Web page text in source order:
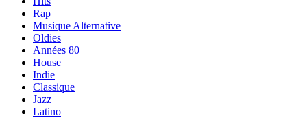
Rap
Musique Alternative
Oldies
Années 80
House
Indie
Classique
Jazz
Latino